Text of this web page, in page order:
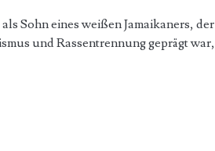
Sohn eines weißen Jamaikaners, der
und Rassentrennung geprägt war,